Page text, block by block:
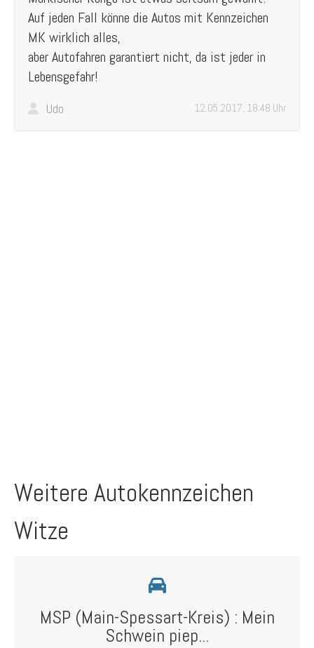
Auf jeden Fall könne die Autos mit Kennzeichen
MK wirklich alles,
aber Autofahren garantiert nicht, da ist jeder in
Lebensgefahr!
Udo 12.05.2017, 18:48 Uhr
Weitere Autokennzeichen
Witze
MSP (Main-Spessart-Kreis) : Mein
Schwein piep...